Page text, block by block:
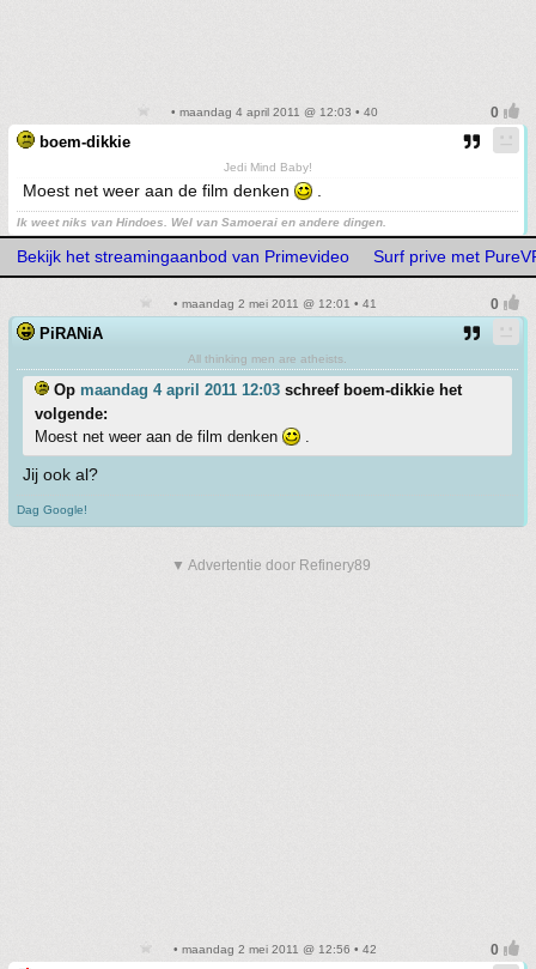
• maandag 4 april 2011 @ 12:03 • 40
boem-dikkie
Jedi Mind Baby!
Moest net weer aan de film denken
Ik weet niks van Hindoes. Wel van Samoerai en andere dingen.
Bekijk het streamingaanbod van Primevideo Surf prive met
• maandag 2 mei 2011 @ 12:01 • 41
PiRANiA
All thinking men are atheists.
Op maandag 4 april 2011 12:03 schreef boem-dikkie het
volgende:
Moest net weer aan de film denken
.
Jij ook al?
Dag Google!
▼ Advertentie door Refinery89
• maandag 2 mei 2011 @ 12:56 • 42